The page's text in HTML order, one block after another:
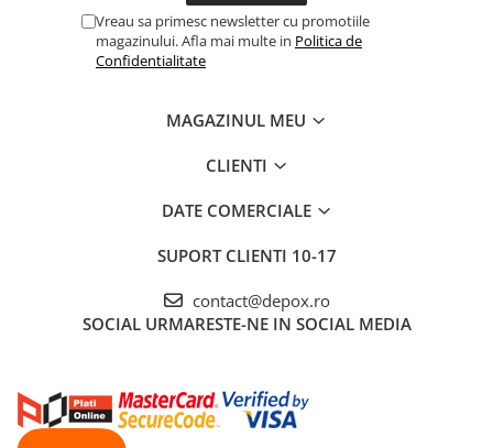
Vreau sa primesc newsletter cu promotiile
magazinului. Afla mai multe in Politica de
Confidentialitate
MAGAZINUL MEU
CLIENTI
DATE COMERCIALE
SUPORT CLIENTI 10-17
contact@depox.ro
SOCIAL URMARESTE-NE IN SOCIAL MEDIA